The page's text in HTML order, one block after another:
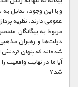
و با این وجود، تمایل
عمومی دارند. نظریه
مربوط به بیگانگان
دولت‌ها و رهبران
شده‌اند که پنهان کردنش
آیا ما در نهایت واقعیت
شد؟